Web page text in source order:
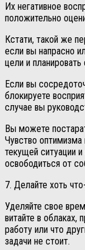
Их негативное
положительно
Кстати, такой же
если вы напрасно
цели и
Если вы
блокируете
случае вы
Вы можете
Чувство
текущей ситуации
освободиться от
7. Делайте хоть
Уделяйте свое
витайте в облаках,
работу или что
задачи не стоит.